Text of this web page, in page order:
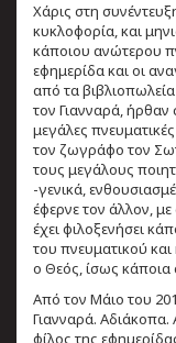
Χάρις στη
κυκλοφορία, και
κάποιου ανώτερου
εφημερίδα και οι
από τα
τον Γιανναρά, ήρθαν
μεγάλες
τον ζωγράφο τον
τους μεγάλους
-γενικά,
έφερνε τον άλλον,
έχει φιλοξενήσει
του πνευματικού
ο Θεός, ίσως κάποια
Από τον Μάιο του
Γιανναρά.
φίλος της